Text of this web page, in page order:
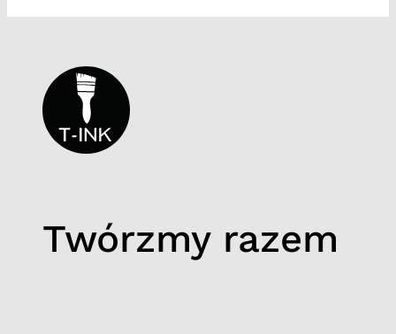
Twórzmy razem